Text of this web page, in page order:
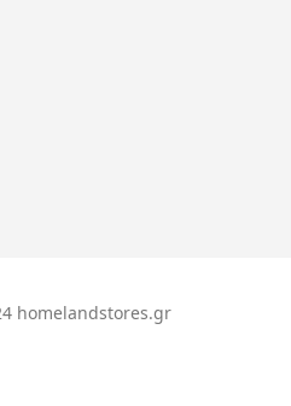
homelandstores.gr